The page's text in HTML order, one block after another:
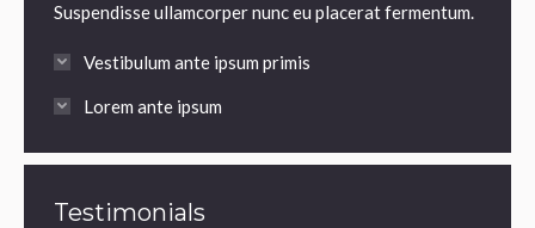
Suspendisse ullamcorper nunc eu placerat fermentum.
Vestibulum ante ipsum primis
Lorem ante ipsum
Testimonials